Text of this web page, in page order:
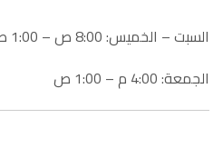
السبت – الخميس: 8:00 ص – 1:00 ص
الجمعة: 4:00 م – 1:00 ص